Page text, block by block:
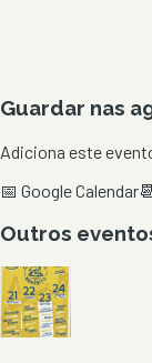
Guardar nas
Adiciona este
📅 Google Calendar
Outros